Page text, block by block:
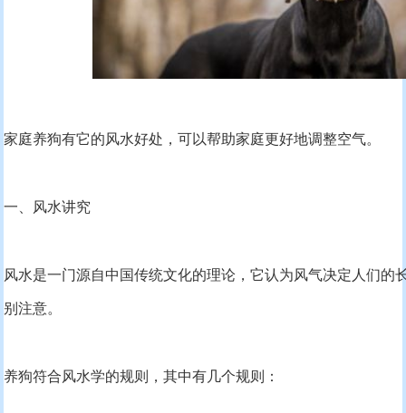
家庭养狗有它的风水好处，可以帮助家庭更好地调整空气。
一、风水讲究
风水是一门源自中国传统文化的理论，它认为风气决定人们的
别注意。
养狗符合风水学的规则，其中有几个规则：